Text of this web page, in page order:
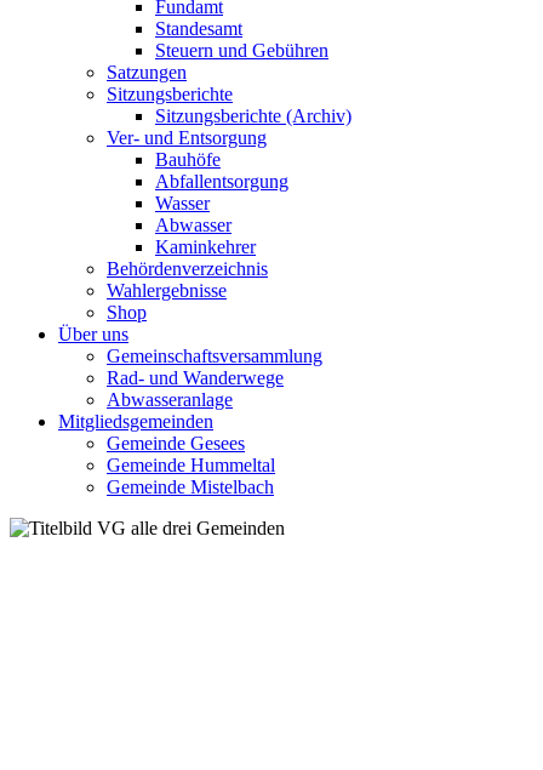
Fundamt
Standesamt
Steuern und Gebühren
Satzungen
Sitzungsberichte
Sitzungsberichte (Archiv)
Ver- und Entsorgung
Bauhöfe
Abfallentsorgung
Wasser
Abwasser
Kaminkehrer
Behördenverzeichnis
Wahlergebnisse
Shop
Über uns
Gemeinschaftsversammlung
Rad- und Wanderwege
Abwasseranlage
Mitgliedsgemeinden
Gemeinde Gesees
Gemeinde Hummeltal
Gemeinde Mistelbach